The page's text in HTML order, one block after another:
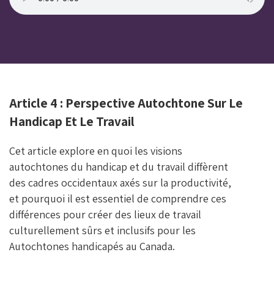
Article 4 : Perspective Autochtone Sur Le
Handicap Et Le Travail
Cet article explore en quoi les visions
autochtones du handicap et du travail diffèrent
des cadres occidentaux axés sur la productivité,
et pourquoi il est essentiel de comprendre ces
différences pour créer des lieux de travail
culturellement sûrs et inclusifs pour les
Autochtones handicapés au Canada.